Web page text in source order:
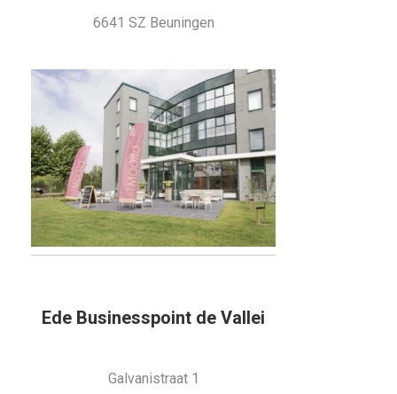
6641 SZ Beuningen
Ede Businesspoint de Vallei
Galvanistraat 1